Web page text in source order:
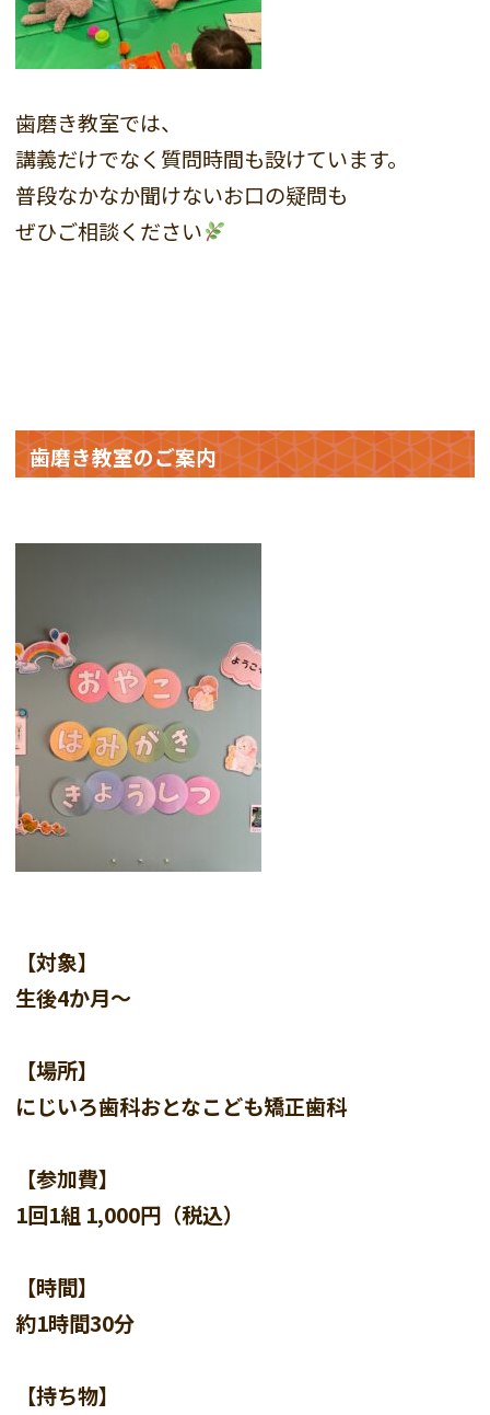
歯磨き教室では、
講義だけでなく質問時間も設けています。
普段なかなか聞けないお口の疑問も
ぜひご相談ください
歯磨き教室のご案内
【対象】
生後4か月〜
【場所】
にじいろ歯科おとなこども矯正歯科
【参加費】
1回1組 1,000円（税込）
【時間】
約1時間30分
【持ち物】